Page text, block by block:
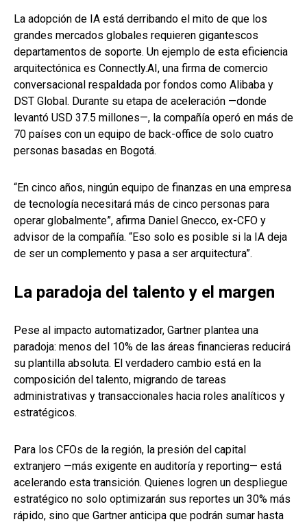
La adopción de IA está derribando el mito de que los
grandes mercados globales requieren gigantescos
departamentos de soporte. Un ejemplo de esta eficiencia
arquitectónica es Connectly.AI, una firma de comercio
conversacional respaldada por fondos como Alibaba y
DST Global. Durante su etapa de aceleración —donde
levantó USD 37.5 millones—, la compañía operó en más de
70 países con un equipo de back-office de solo cuatro
personas basadas en Bogotá.
“En cinco años, ningún equipo de finanzas en una empresa
de tecnología necesitará más de cinco personas para
operar globalmente”, afirma Daniel Gnecco, ex-CFO y
advisor de la compañía. “Eso solo es posible si la IA deja
de ser un complemento y pasa a ser arquitectura”.
La paradoja del talento y el margen
Pese al impacto automatizador, Gartner plantea una
paradoja: menos del 10% de las áreas financieras reducirá
su plantilla absoluta. El verdadero cambio está en la
composición del talento, migrando de tareas
administrativas y transaccionales hacia roles analíticos y
estratégicos.
Para los CFOs de la región, la presión del capital
extranjero —más exigente en auditoría y reporting— está
acelerando esta transición. Quienes logren un despliegue
estratégico no solo optimizarán sus reportes un 30% más
rápido, sino que Gartner anticipa que podrán sumar hasta